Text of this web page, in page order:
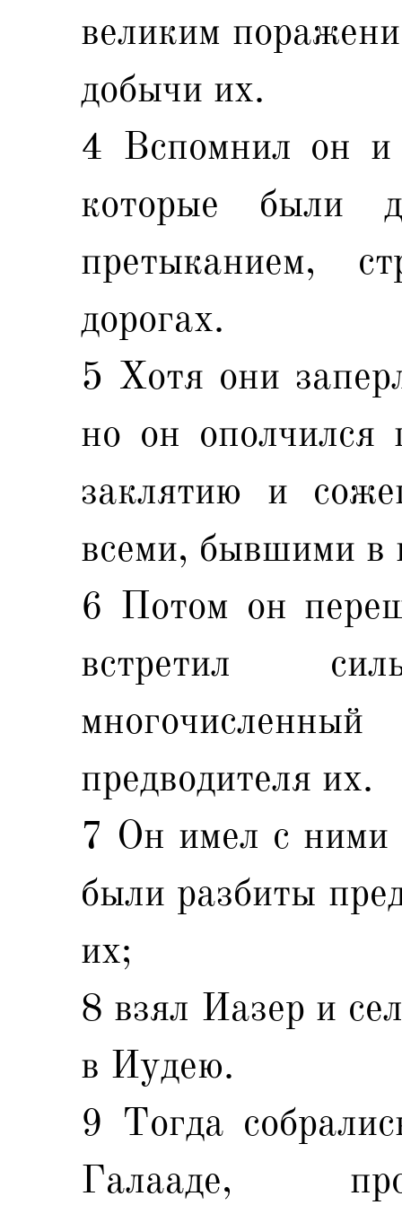
великим
добычи их.
4 Вспомнил он и
которые были
претыканием,
дорогах.
5 Хотя они
но он ополчился
заклятию и
всеми, бывшими в
6 Потом он
встретил
предводителя их.
7 Он имел с ними
были разбиты
их;
8 взял Иазер и
в Иудею.
9 Тогда
Галааде,